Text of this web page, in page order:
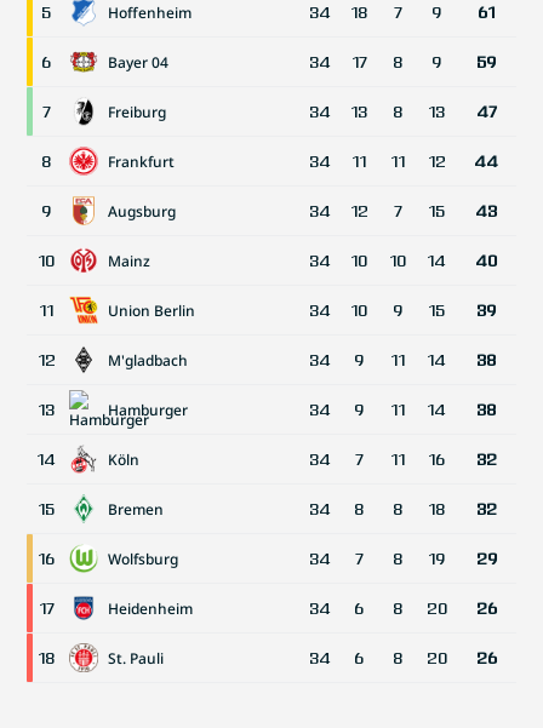
5 Hoffenheim 34 18 7 9 61
6 Bayer 04 34 17 8 9 59
7 Freiburg 34 13 8 13 47
8 Frankfurt 34 11 11 12 44
9 Augsburg 34 12 7 15 43
10 Mainz 34 10 10 14 40
11 Union Berlin 34 10 9 15 39
12 M'gladbach 34 9 11 14 38
13 Hamburger 34 9 11 14 38
14 Köln 34 7 11 16 32
15 Bremen 34 8 8 18 32
16 Wolfsburg 34 7 8 19 29
17 Heidenheim 34 6 8 20 26
18 St. Pauli 34 6 8 20 26